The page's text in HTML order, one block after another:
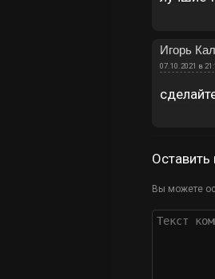
Игорь
07.10.2021 в
Вы можете